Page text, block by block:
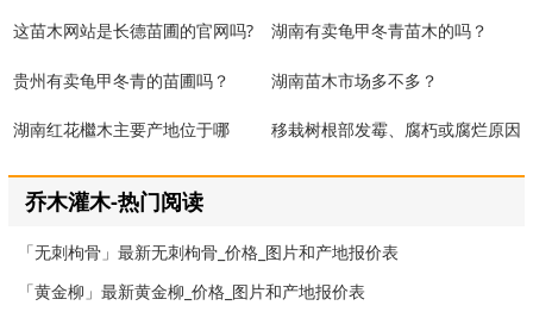
这苗木网站是长德苗圃的官网吗? 湖南有卖龟甲冬青苗木的吗？
贵州有卖龟甲冬青的苗圃吗？ 湖南苗木市场多不多？
湖南红花檵木主要产地位于哪
移栽树根部发霉、腐朽或腐烂原因
乔木灌木-热门阅读
「无刺枸骨」最新无刺枸骨_价格_图片和产地报价表
「黄金柳」最新黄金柳_价格_图片和产地报价表